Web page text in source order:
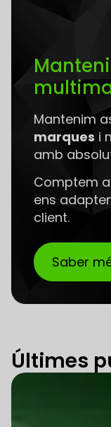
Mantenim
marques i
amb
Comptem
ens
client.
Saber
Últimes